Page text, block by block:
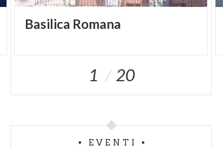
Basilica Romana
1 20
EVENTI